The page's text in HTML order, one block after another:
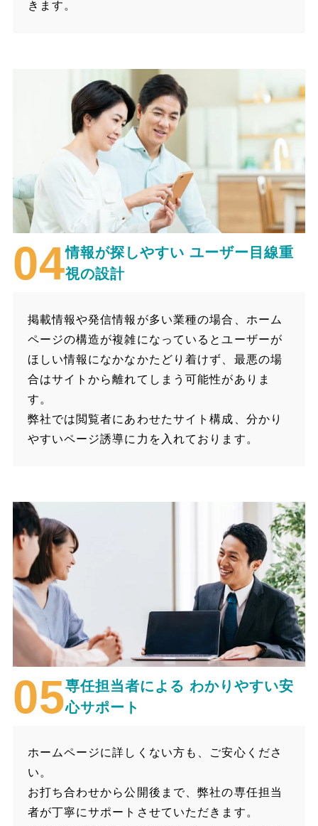
きます。
情報が探しやすい ユーザー目線重
視の設計
掲載情報や発信情報が多い業種の場合、ホーム
ページの構造が複雑になっているとユーザーが
ほしい情報になかなかたどり着けず、最悪の場
合はサイトから離れてしまう可能性がありま
す。
弊社では閲覧者にあわせたサイト構成、分かり
やすいページ誘導に力を入れております。
専任担当者による わかりやすい安
心サポート
ホームページに詳しくない方も、ご安心くださ
い。
お打ち合わせから公開後まで、弊社の専任担当
者が丁寧にサポートさせていただきます。